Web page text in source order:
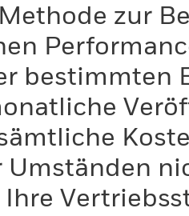
zur
bestimmten
Ihre